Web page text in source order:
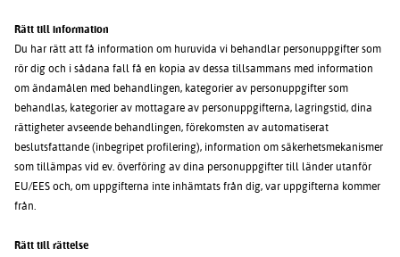
Rätt till information
Du har rätt att få information om huruvida vi behandlar personuppgifter som
rör dig och i sådana fall få en kopia av dessa tillsammans med information
om ändamålen med behandlingen, kategorier av personuppgifter som
behandlas, kategorier av mottagare av personuppgifterna, lagringstid, dina
rättigheter avseende behandlingen, förekomsten av automatiserat
beslutsfattande (inbegripet profilering), information om säkerhetsmekanismer
som tillämpas vid ev. överföring av dina personuppgifter till länder utanför
EU/EES och, om uppgifterna inte inhämtats från dig, var uppgifterna kommer
från.
Rätt till rättelse